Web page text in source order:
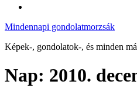
Mindennapi gondolatmorzsák
Képek-, gondolatok-, és minden
Nap: 2010.